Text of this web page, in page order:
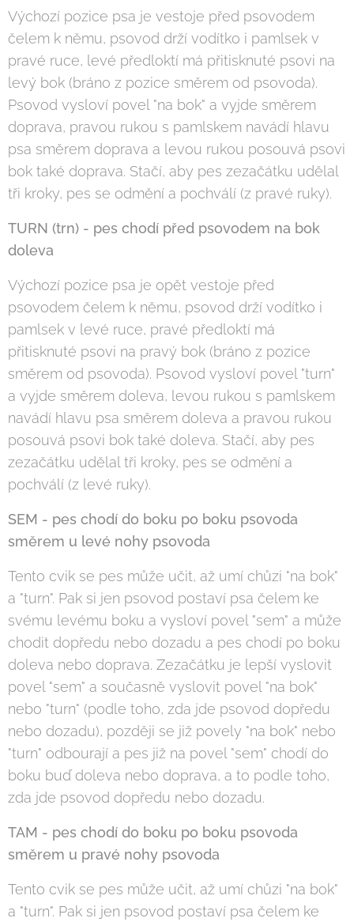
Výchozí pozice psa je vestoje před psovodem
čelem k němu, psovod drží vodítko i pamlsek v
pravé ruce, levé předloktí má přitisknuté psovi na
levý bok (bráno z pozice směrem od psovoda).
Psovod vysloví povel "na bok" a vyjde směrem
doprava, pravou rukou s pamlskem navádí hlavu
psa směrem doprava a levou rukou posouvá psovi
bok také doprava. Stačí, aby pes zezačátku udělal
tři kroky, pes se odmění a pochválí (z pravé ruky).
TURN (trn) - pes chodí před psovodem na bok
doleva
Výchozí pozice psa je opět vestoje před
psovodem čelem k němu, psovod drží vodítko i
pamlsek v levé ruce, pravé předloktí má
přitisknuté psovi na pravý bok (bráno z pozice
směrem od psovoda). Psovod vysloví povel "turn"
a vyjde směrem doleva, levou rukou s pamlskem
navádí hlavu psa směrem doleva a pravou rukou
posouvá psovi bok také doleva. Stačí, aby pes
zezačátku udělal tři kroky, pes se odmění a
pochválí (z levé ruky).
SEM - pes chodí do boku po boku psovoda
směrem u levé nohy psovoda
Tento cvik se pes může učit, až umí chůzi "na bok"
a "turn". Pak si jen psovod postaví psa čelem ke
svému levému boku a vysloví povel "sem" a může
chodit dopředu nebo dozadu a pes chodí po boku
doleva nebo doprava. Zezačátku je lepší vyslovit
povel "sem" a současně vyslovit povel "na bok"
nebo "turn" (podle toho, zda jde psovod dopředu
nebo dozadu), později se již povely "na bok" nebo
"turn" odbourají a pes již na povel "sem" chodí do
boku buď doleva nebo doprava, a to podle toho,
zda jde psovod dopředu nebo dozadu.
TAM - pes chodí do boku po boku psovoda
směrem u pravé nohy psovoda
Tento cvik se pes může učit, až umí chůzi "na bok"
a "turn". Pak si jen psovod postaví psa čelem ke